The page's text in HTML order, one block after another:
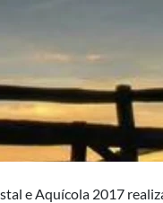
e Aquícola 2017